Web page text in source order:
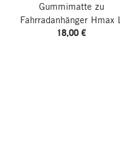
Gummimatte zu
Fahrradanhänger Hmax L
18,00 €